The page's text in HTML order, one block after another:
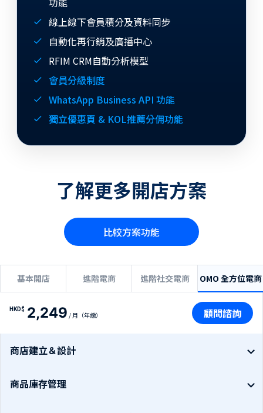
線上線下會員積分及資料同步
自動化再行銷及廣播中心
RFIM CRM自動分析模型
會員分級制度
WhatsApp Business API 功能
獨立優惠頁 & KOL推薦分佣功能
了解更多開店方案
比較方案功能
基本開店 進階電商 進階社交電商 OMO 全方位電商
HKD$ 2,249 / 月（年繳） 顧問諮詢
商店建立＆設計
商品庫存管理